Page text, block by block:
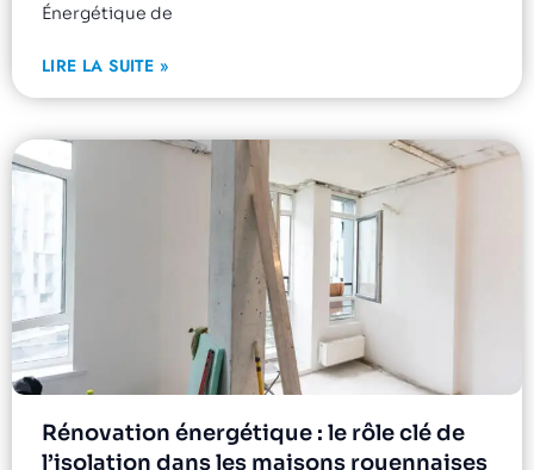
Énergétique de
LIRE LA SUITE »
Rénovation énergétique : le rôle clé de
l’isolation dans les maisons rouennaises